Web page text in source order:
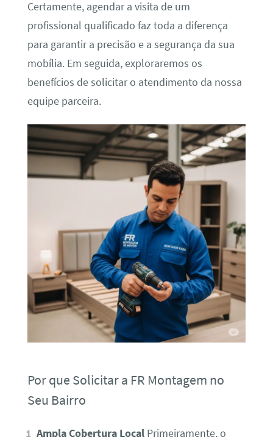
Certamente, agendar a visita de um
profissional qualificado faz toda a diferença
para garantir a precisão e a segurança da sua
mobília. Em seguida, exploraremos os
benefícios de solicitar o atendimento da nossa
equipe parceira.
Por que Solicitar a FR Montagem no
Seu Bairro
Ampla Cobertura Local Primeiramente, o